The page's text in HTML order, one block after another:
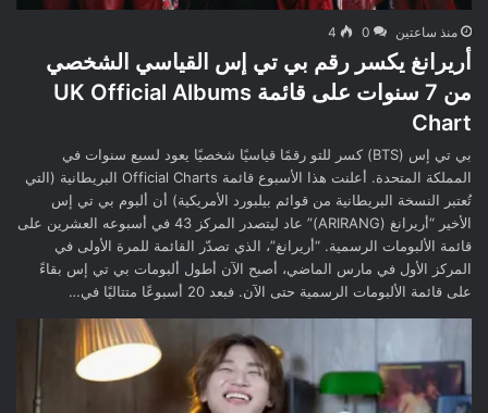
منذ ساعتين 0
4
أريرانغ يكسر رقم بي تي إس القياسي الشخصي
من 7 سنوات على قائمة UK Official Albums
Chart
بي تي إس (BTS) كسر للتو رقمًا قياسيًا شخصيًا يعود لسبع سنوات في
المملكة المتحدة. أعلنت هذا الأسبوع قائمة Official Charts البريطانية (التي
تُعتبر النسخة البريطانية من قوائم بيلبورد الأمريكية) أن ألبوم بي تي إس
الأخير “أريرانغ (ARIRANG)” عاد ليتصدر المركز 43 في أسبوعه العشرين على
قائمة الألبومات الرسمية. “أريرانغ”، الذي تصدّر القائمة للمرة الأولى في
المركز الأول في مارس الماضي، أصبح الآن أطول ألبومات بي تي إس بقاءً
على قائمة الألبومات الرسمية حتى الآن. فبعد 20 أسبوعًا متتاليًا في…